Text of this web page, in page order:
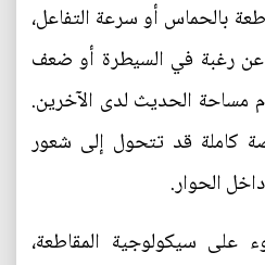
بالحماس أو سرعة التفاعل،
عن رغبة في السيطرة أو ضعف
مساحة الحديث لدى الآخرين.
كاملة قد تتحول إلى شعور
الحوار.
على سيكولوجية المقاطعة،